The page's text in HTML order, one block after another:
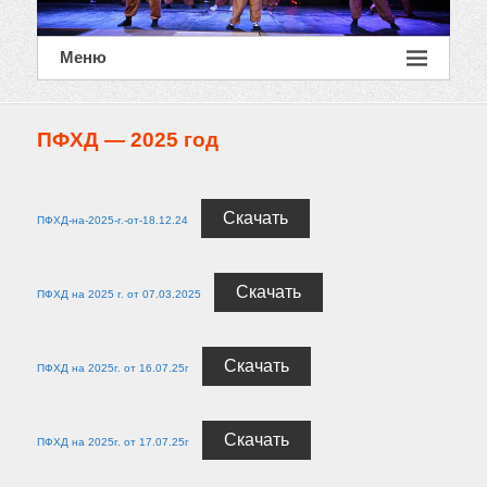
Меню
ПФХД — 2025 год
ПФХД-на-2025-г.-от-18.12.24 Скачать
ПФХД на 2025 г. от 07.03.2025 Скачать
ПФХД на 2025г. от 16.07.25г Скачать
ПФХД на 2025г. от 17.07.25г Скачать